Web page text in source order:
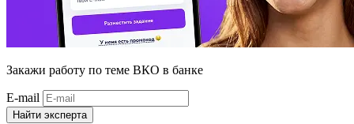
Закажи работу по теме ВКО в банке
E-mail
Найти эксперта